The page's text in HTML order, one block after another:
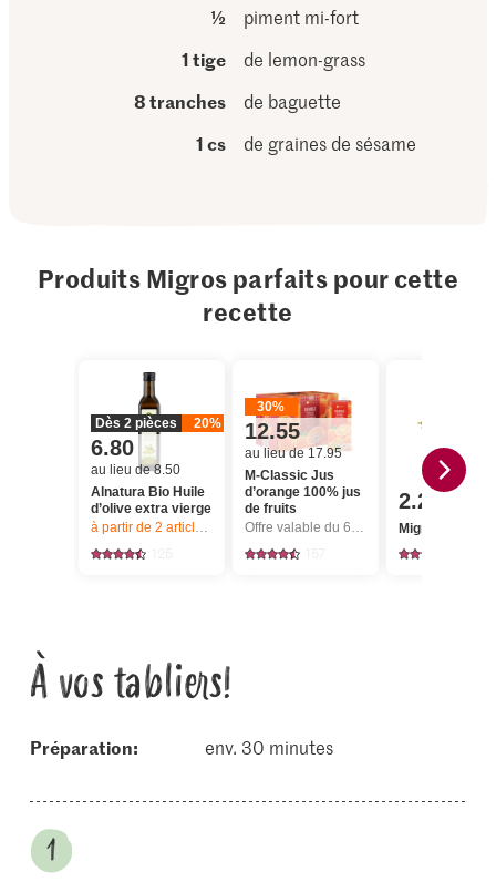
½
piment mi-fort
1 tige
de lemon-grass
8 tranches
de baguette
1 cs
de graines de sésame
Produits Migros parfaits pour cette
recette
Dès 2 pièces 20%
6.80
au lieu de 8.50
Alnatura Bio Huile
d’olive extra vierge
à partir de 2 articles, Offre valable du 6.8 au 12.8.2026, jusqu’à
30%
12.55
au lieu de 17.95
M-Classic Jus
d’orange 100% jus
de fruits
Offre valable du 6.8 au 12.8.2026, jusqu’à épuisement du stock.
2.20
Migros
À vos tabliers!
Préparation: env. 30 minutes